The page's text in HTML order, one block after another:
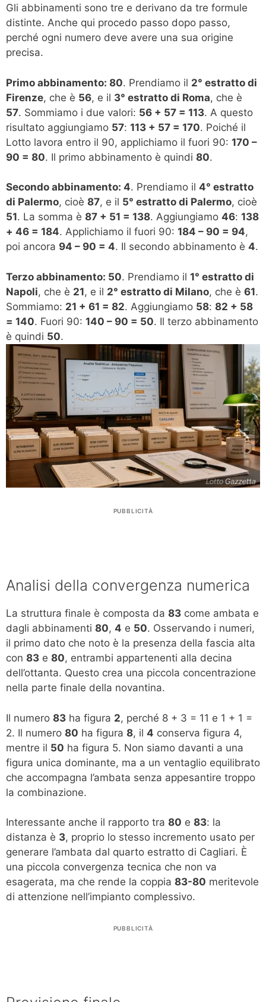
Gli abbinamenti sono tre e derivano da tre formule
distinte. Anche qui procedo passo dopo passo,
perché ogni numero deve avere una sua origine
precisa.
Primo abbinamento: 80. Prendiamo il 2° estratto di
Firenze, che è 56, e il 3° estratto di Roma, che è
57. Sommiamo i due valori: 56 + 57 = 113. A questo
risultato aggiungiamo 57: 113 + 57 = 170. Poiché il
Lotto lavora entro il 90, applichiamo il fuori 90: 170 –
90 = 80. Il primo abbinamento è quindi 80.
Secondo abbinamento: 4. Prendiamo il 4° estratto
di Palermo, cioè 87, e il 5° estratto di Palermo, cioè
51. La somma è 87 + 51 = 138. Aggiungiamo 46: 138
+ 46 = 184. Applichiamo il fuori 90: 184 – 90 = 94,
poi ancora 94 – 90 = 4. Il secondo abbinamento è 4.
Terzo abbinamento: 50. Prendiamo il 1° estratto di
Napoli, che è 21, e il 2° estratto di Milano, che è 61.
Sommiamo: 21 + 61 = 82. Aggiungiamo 58: 82 + 58
= 140. Fuori 90: 140 – 90 = 50. Il terzo abbinamento
è quindi 50.
PUBBLICITÀ
Analisi della convergenza numerica
La struttura finale è composta da 83 come ambata e
dagli abbinamenti 80, 4 e 50. Osservando i numeri,
il primo dato che noto è la presenza della fascia alta
con 83 e 80, entrambi appartenenti alla decina
dell’ottanta. Questo crea una piccola concentrazione
nella parte finale della novantina.
Il numero 83 ha figura 2, perché 8 + 3 = 11 e 1 + 1 =
2. Il numero 80 ha figura 8, il 4 conserva figura 4,
mentre il 50 ha figura 5. Non siamo davanti a una
figura unica dominante, ma a un ventaglio equilibrato
che accompagna l’ambata senza appesantire troppo
la combinazione.
Interessante anche il rapporto tra 80 e 83: la
distanza è 3, proprio lo stesso incremento usato per
generare l’ambata dal quarto estratto di Cagliari. È
una piccola convergenza tecnica che non va
esagerata, ma che rende la coppia 83-80 meritevole
di attenzione nell’impianto complessivo.
PUBBLICITÀ